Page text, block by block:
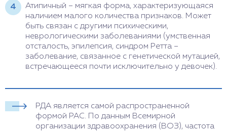
Атипичный – мягкая форма, характеризующаяся
наличием малого количества признаков. Может
быть связан с другими психическими,
неврологическими заболеваниями (умственная
отсталость, эпилепсия, синдром Ретта –
заболевание, связанное с генетической мутацией,
встречающееся почти исключительно у девочек).
РДА является самой распространенной
формой РАС. По данным Всемирной
организации здравоохранения (ВОЗ), частота